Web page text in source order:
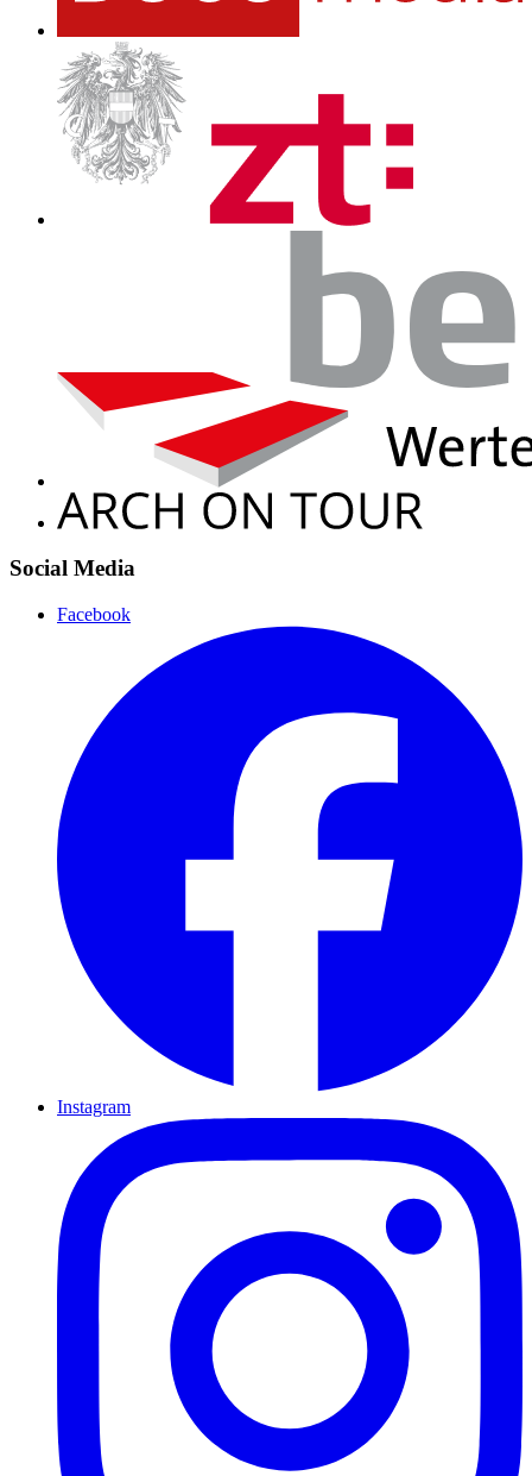
Social Media
Facebook
Instagram